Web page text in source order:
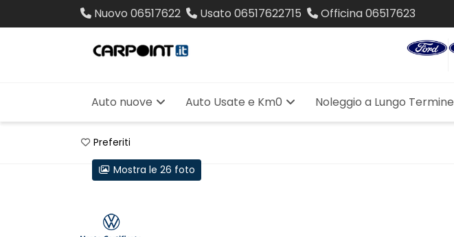
Nuovo 06517622 Usato 06517622715 Officina06517623
Auto nuove Auto Usate e Km0 Noleggio a Lungo Termine
Preferiti
Mostra le 26 foto